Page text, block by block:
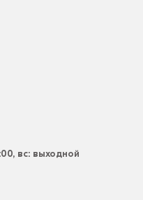
вс: выходной